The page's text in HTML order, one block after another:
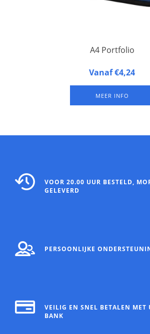
A4 Portfolio
A4 portfolio. Portfolio metVanaf €4,24
MEER INFO
VOOR 20.00 UUR BESTELD,
GELEVERD
PERSOONLIJKE
VEILIG EN SNEL BETALEN MET
BANK